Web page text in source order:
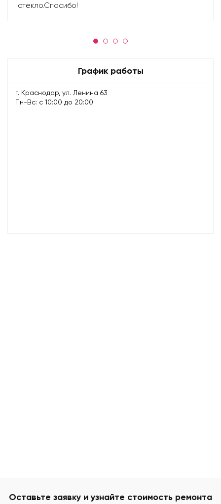
стекло.Спасибо!
График работы
г. Краснодар, ул. Ленина 63
Пн-Вс: с 10:00 до 20:00
Оставьте заявку и узнайте стоимость ремонта